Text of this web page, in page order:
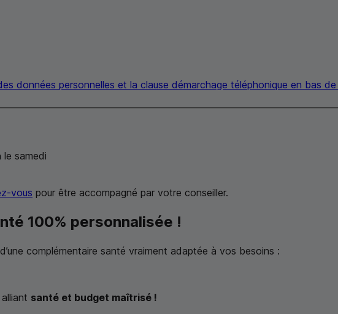
données personnelles et la clause démarchage téléphonique en bas
le samedi
vous pour être accompagné par votre conseiller.
100% personnalisée !
complémentaire santé vraiment adaptée à vos besoins :
santé et budget maîtrisé !